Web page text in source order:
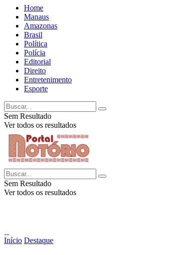
Home
Manaus
Amazonas
Brasil
Política
Polícia
Editorial
Direito
Entretenimento
Esporte
Sem Resultado
Ver todos os resultados
Sem Resultado
Ver todos os resultados
Início Destaque